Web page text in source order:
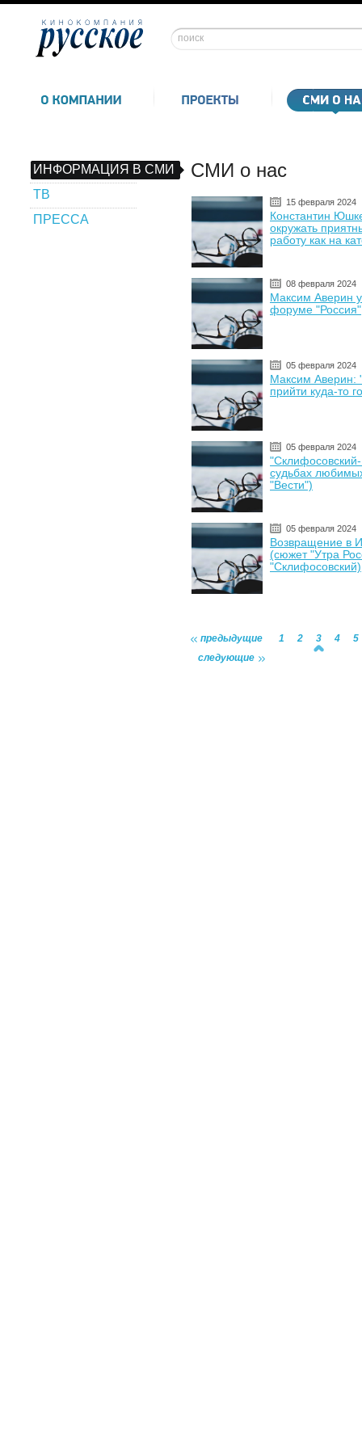
ИНФОРМАЦИЯ В СМИ
ТВ
ПРЕССА
СМИ о нас
15 февраля 2024
Константин
окружать
работу как на
08 февраля 2024
Максим Аверин
форуме "Россия"
05 февраля 2024
Максим Аверин:
прийти куда-то
05 февраля 2024
судьбах
"Вести")
05 февраля 2024
Возвращение в
(сюжет "Утра
"Склифосовский)
предыдущие 1 2 3 4
5
следующие